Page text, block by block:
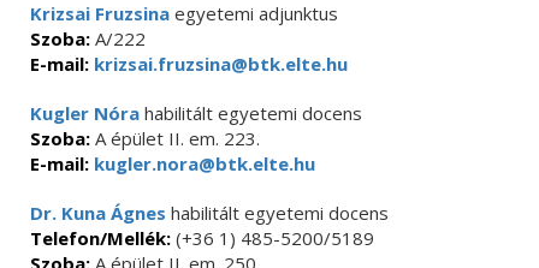
Krizsai Fruzsina egyetemi adjunktus
Szoba: A/222
E-mail: krizsai.fruzsina@btk.elte.hu
Kugler Nóra habilitált egyetemi docens
Szoba: A épület II. em. 223.
E-mail: kugler.nora@btk.elte.hu
Dr. Kuna Ágnes habilitált egyetemi docens
Telefon/Mellék: (+36 1) 485-5200/5189
Szoba: A épület II. em. 250.